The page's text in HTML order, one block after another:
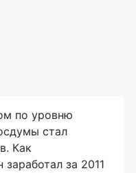
по уровню
стал
Как
заработал за 2011